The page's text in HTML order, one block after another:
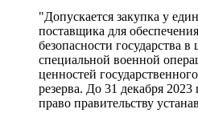
"Допускается закупка у
поставщика для
безопасности государства
специальной военной
ценностей
резерва. До 31 декабря 2023
право правительству